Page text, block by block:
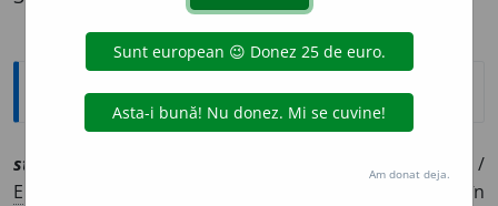
Explicative DEX
stingherit
/
E:
] Care jenează (pe cineva sau ceva) în
Am donat deja.